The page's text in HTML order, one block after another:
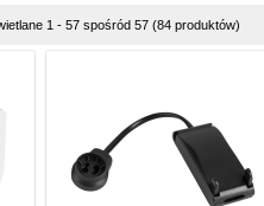
1 - 57 spośród 57 (84 produktów)